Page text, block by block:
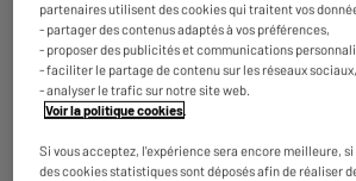
Retours et échanges gratuits
- Retoursgratuitsdanstous les
DEPOT de France(voir conditions
- Retours par voie postale : vos
dans le magasin le plus proche de
retour par voie postale restent à
partenaires utilisent des cookies qui traitent vos
- partager des contenus adaptés à vos préférences,
- proposer des publicités et communications
- faciliter le partage de contenu sur les réseaux sociaux,
- analyser le trafic sur notre site web.
Voir la politique cookies.
Si vous acceptez, l'expérience sera encore meilleure,
des cookies statistiques sont déposés afin de réaliser